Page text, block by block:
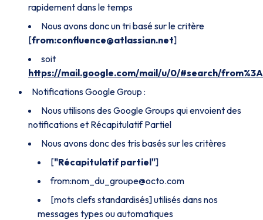
rapidement dans le temps
Nous avons donc un tri basé sur le critère
[from:confluence@atlassian.net]
soit
https://mail.google.com/mail/u/0/#search/
Notifications Google Group :
Nous utilisons des Google Groups qui envoient des
notifications et Récapitulatif Partiel
Nous avons donc des tris basés sur les critères
["Récapitulatif partiel"]
from:nom_du_groupe@octo.com
[mots clefs standardisés] utilisés dans nos
messages types ou automatiques